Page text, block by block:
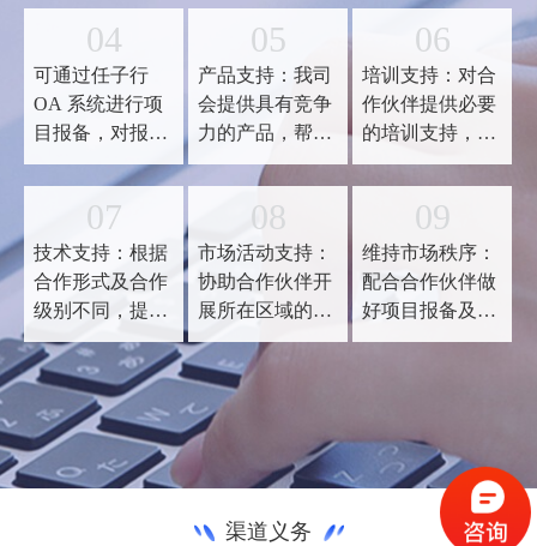
培训以及技术支
04
可通过任子行
OA 系统进行项
目报备，对报备
通过项目优先获
得相关支持。
05
产品支持：我司
会提供具有竞争
力的产品，帮助
合作伙伴服务客
户，当产品升级
更新时及时通知
代理商，以便代
理商销售的产品
保持最新版本。
06
培训支持：对合
作伙伴提供必要
的培训支持，帮
助提升合作伙伴
产品、解决方案
及技术能力。
07
技术支持：根据
合作形式及合作
级别不同，提供
相应的售前售后
支持。
08
市场活动支持：
协助合作伙伴开
展所在区域的市
场活动，提供必
要的市场活动资
料、活动流程等
相关资料。
09
维持市场秩序：
配合合作伙伴做
好项目报备及项
目保护，及时将
并负责维护市场
秩序，以确保合
作伙伴利益。
渠道义务